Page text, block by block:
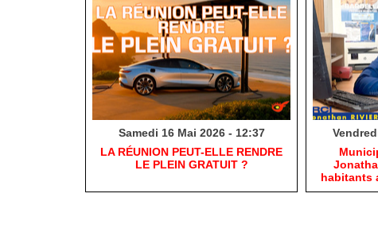
Samedi 16 Mai 2026 - 12:37
​LA RÉUNION PEUT-ELLE RENDRE
LE PLEIN GRATUIT ?
habitants